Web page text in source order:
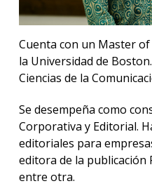
Cuenta con un Master
la Universidad de
Ciencias de la
Se desempeña como
Corporativa y Editorial.
editoriales para
editora de la publicación
entre otra.